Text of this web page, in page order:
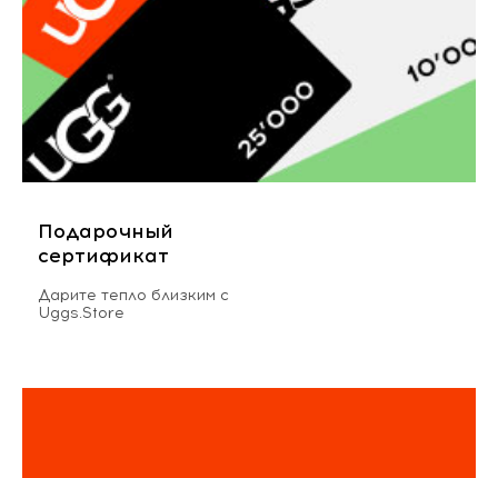
Подарочный
сертификат
Дарите тепло близким с
Uggs.Store